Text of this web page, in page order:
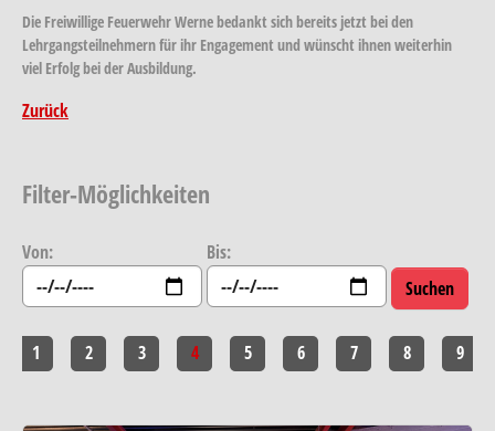
Die Freiwillige Feuerwehr Werne bedankt sich bereits jetzt bei den
Lehrgangsteilnehmern für ihr Engagement und wünscht ihnen weiterhin
viel Erfolg bei der Ausbildung.
Zurück
Filter-Möglichkeiten
Von: Bis:
1 2 3 4 5 6 7 8 9